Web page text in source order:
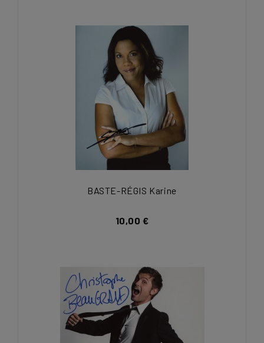
BASTE-RÉGIS Karine
10,00 €